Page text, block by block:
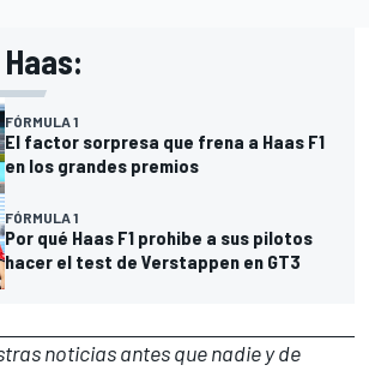
FÓRMULA 1
El factor sorpresa que frena a Haas F1
en los grandes premios
FÓRMULA 1
Por qué Haas F1 prohibe a sus pilotos
hacer el test de Verstappen en GT3
noticias antes que nadie y de